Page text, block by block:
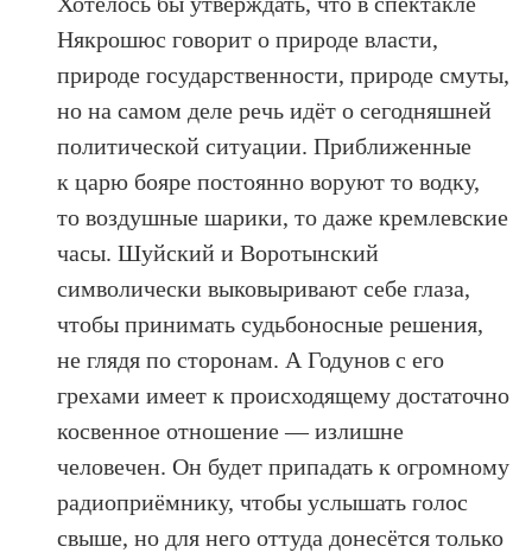
Някрошюс говорит о природе власти,
природе государственности, природе смуты,
но на самом деле речь идёт о сегодняшней
политической ситуации. Приближенные
к царю бояре постоянно воруют то водку,
то воздушные шарики, то даже кремлевские
часы. Шуйский и Воротынский
символически выковыривают себе глаза,
чтобы принимать судьбоносные решения,
не глядя по сторонам. А Годунов с его
грехами имеет к происходящему достаточно
косвенное отношение — излишне
человечен. Он будет припадать к огромному
радиоприёмнику, чтобы услышать голос
свыше, но для него оттуда донесётся только